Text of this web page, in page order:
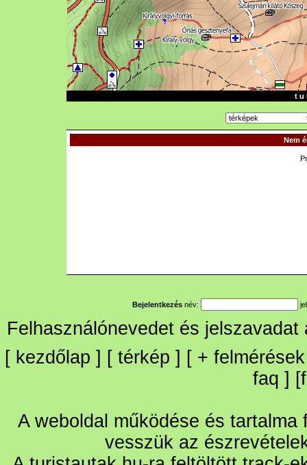
t u
Nem
Bejelentkezés név:
Felhasználónevedet és
[ kezdőlap ] [ térkép ] [ + felmérések
faq ] [
A weboldal működése és
vesszük az